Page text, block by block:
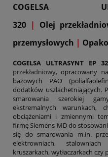
COGELSA
320 | Olej
przemysłowych |
COGELSA ULTRASYNT EP
przekładniowy, opracowany
bazowych PAO
dodatków uszlachetniających.
smarowania szerokiej
ekstremalnych warunkach,
obciążeniami i zmiennymi
firmę Siemens MD do
się do smarowania m.in.
elektrowniach,
kruszarkach, wytłaczarkach czy